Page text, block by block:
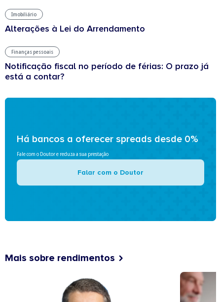
Imobiliário
Alterações à Lei do Arrendamento
Finanças pessoais
Notificação fiscal no período de férias: O prazo já
está a contar?
Há bancos a oferecer spreads desde 0%
Fale com o Doutor e reduza a sua prestação
Falar com o Doutor
Mais sobre rendimentos